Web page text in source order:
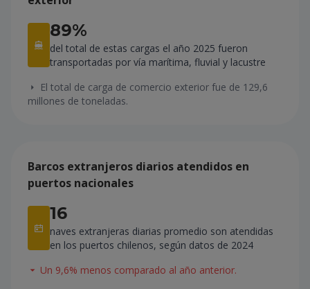
89%
del total de estas cargas el año 2025 fueron
transportadas por vía marítima, fluvial y lacustre
El total de carga de comercio exterior fue de 129,6
millones de toneladas.
Barcos extranjeros diarios atendidos en
puertos nacionales
16
naves extranjeras diarias promedio son atendidas
en los puertos chilenos, según datos de 2024
Un 9,6% menos comparado al año anterior.